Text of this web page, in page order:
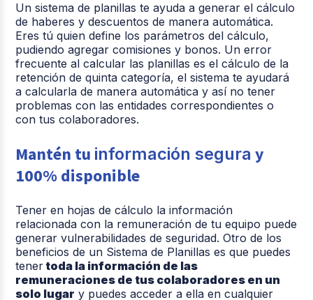
Un sistema de planillas te ayuda a generar el cálculo
de haberes y descuentos de manera automática.
Eres tú quien define los parámetros del cálculo,
pudiendo agregar comisiones y bonos. Un error
frecuente al calcular las planillas es el cálculo de la
retención de quinta categoría, el sistema te ayudará
a calcularla de manera automática y así no tener
problemas con las entidades correspondientes o
con tus colaboradores.
Mantén tu información segura y
100% disponible
Tener en hojas de cálculo la información
relacionada con la remuneración de tu equipo puede
generar vulnerabilidades de seguridad. Otro de los
beneficios de un Sistema de Planillas es que puedes
tenertoda la información de las
remuneraciones de tus colaboradores en un
solo lugar y puedes acceder a ella en cualquier